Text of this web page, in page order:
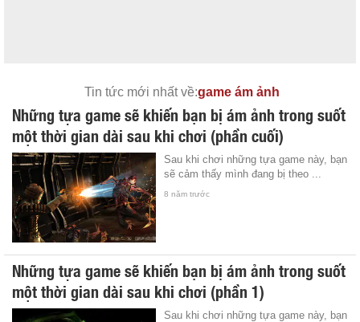
Tin tức mới nhất về:game ám ảnh
Những tựa game sẽ khiến bạn bị ám ảnh trong suốt
một thời gian dài sau khi chơi (phần cuối)
Sau khi chơi những tựa game này, bạn
sẽ cảm thấy mình đang bị theo ...
8 năm trước
Những tựa game sẽ khiến bạn bị ám ảnh trong suốt
một thời gian dài sau khi chơi (phần 1)
Sau khi chơi những tựa game này, bạn